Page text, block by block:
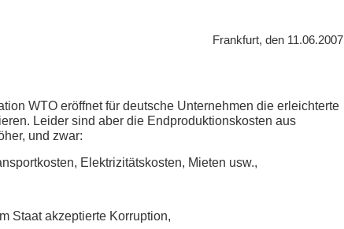
Frankfurt, den 11.06.2007
WTO eröffnet für deutsche Unternehmen die erleichterte
Leider sind aber die Endproduktionskosten aus
und zwar:
Elektrizitätskosten, Mieten usw.,
Staat akzeptierte Korruption,